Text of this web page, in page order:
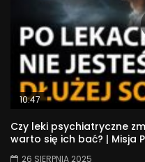
10:47
Czy leki psychiatryczne
warto się ich bać? | Misja
26 SIERPNIA 2025